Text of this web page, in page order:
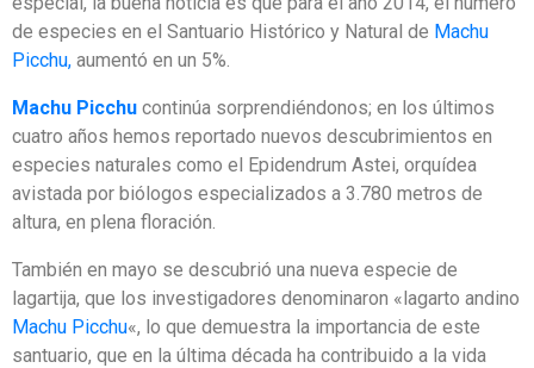
de especies en el Santuario Histórico y Natural de Machu
Picchu, aumentó en un 5%.
Machu Picchu continúa sorprendiéndonos; en los últimos
cuatro años hemos reportado nuevos descubrimientos en
especies naturales como el Epidendrum Astei, orquídea
avistada por biólogos especializados a 3.780 metros de
altura, en plena floración.
También en mayo se descubrió una nueva especie de
lagartija, que los investigadores denominaron «lagarto andino
Machu Picchu«, lo que demuestra la importancia de este
santuario, que en la última década ha contribuido a la vida